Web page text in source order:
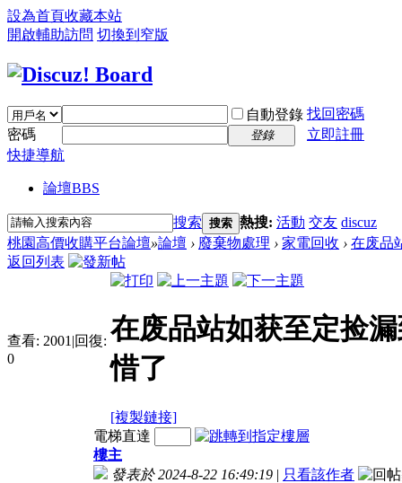
設為首頁收藏本站
開啟輔助訪問 切換到窄版
自動登錄 找回密碼
密碼
登錄
立即註冊
快捷導航
論壇BBS
搜索 搜索 熱搜: 活動 交友 discuz
桃園高價收購平台論壇»論壇 › 廢棄物處理 › 家電回收 › 在废品
返回列表
查看: 2001 |回復:
0
在废品站如获至定捡
惜了
[複製鏈接]
電梯直達
樓主
發表於 2024-8-22 16:49:19 | 只看該作者